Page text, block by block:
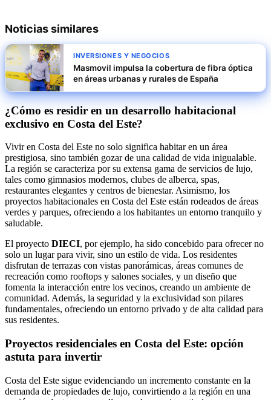
Noticias similares
INVERSIONES Y NEGOCIOS
Masmovil impulsa la cobertura de fibra óptica
en áreas urbanas y rurales de España
¿Cómo es residir en un desarrollo habitacional
exclusivo en Costa del Este?
Vivir en Costa del Este no solo significa habitar en un área
prestigiosa, sino también gozar de una calidad de vida inigualable.
La región se caracteriza por su extensa gama de servicios de lujo,
tales como gimnasios modernos, clubes de alberca, spas,
restaurantes elegantes y centros de bienestar. Asimismo, los
proyectos habitacionales en Costa del Este están rodeados de áreas
verdes y parques, ofreciendo a los habitantes un entorno tranquilo y
saludable.
El proyecto DIECI, por ejemplo, ha sido concebido para ofrecer no
solo un lugar para vivir, sino un estilo de vida. Los residentes
disfrutan de terrazas con vistas panorámicas, áreas comunes de
recreación como rooftops y salones sociales, y un diseño que
fomenta la interacción entre los vecinos, creando un ambiente de
comunidad. Además, la seguridad y la exclusividad son pilares
fundamentales, ofreciendo un entorno privado y de alta calidad para
sus residentes.
Proyectos residenciales en Costa del Este: opción
astuta para invertir
Costa del Este sigue evidenciando un incremento constante en la
demanda de propiedades de lujo, convirtiendo a la región en una